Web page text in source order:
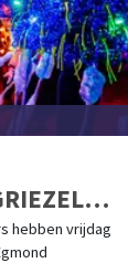
hebben vrijdag